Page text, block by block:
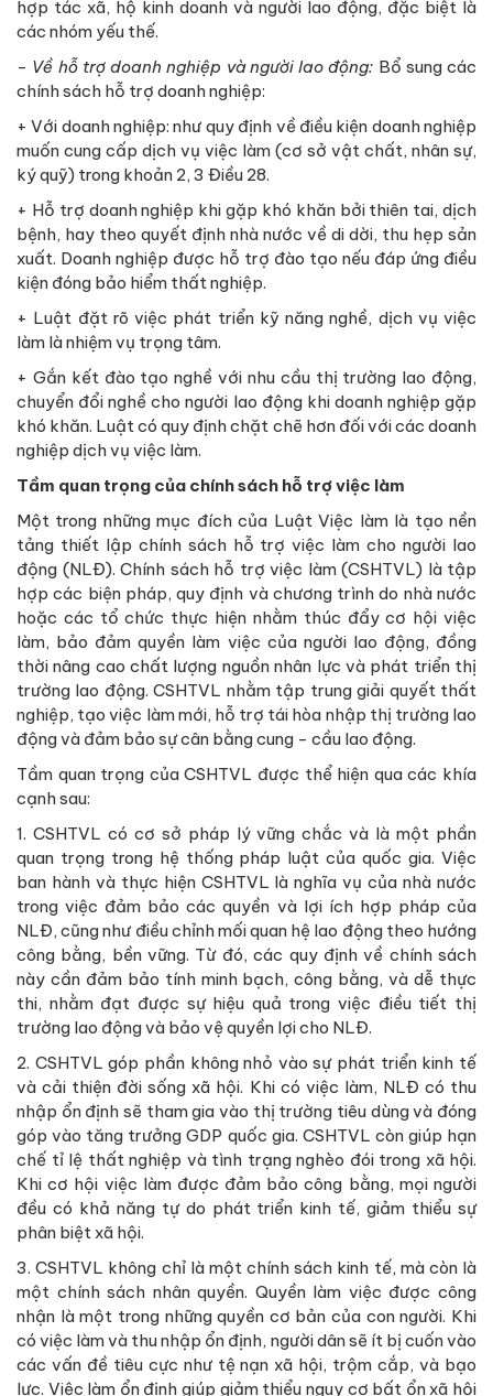
hợp tác xã, hộ kinh doanh và người lao động, đặc biệt là
các nhóm yếu thế.
- Về hỗ trợ doanh nghiệp và người lao động: Bổ sung các
chính sách hỗ trợ doanh nghiệp:
+ Với doanh nghiệp: như quy định về điều kiện doanh nghiệp
muốn cung cấp dịch vụ việc làm (cơ sở vật chất, nhân sự,
ký quỹ) trong khoản 2, 3 Điều 28.
+ Hỗ trợ doanh nghiệp khi gặp khó khăn bởi thiên tai, dịch
bệnh, hay theo quyết định nhà nước về di dời, thu hẹp sản
xuất. Doanh nghiệp được hỗ trợ đào tạo nếu đáp ứng điều
kiện đóng bảo hiểm thất nghiệp.
+ Luật đặt rõ việc phát triển kỹ năng nghề, dịch vụ việc
làm là nhiệm vụ trọng tâm.
+ Gắn kết đào tạo nghề với nhu cầu thị trường lao động,
chuyển đổi nghề cho người lao động khi doanh nghiệp gặp
khó khăn. Luật có quy định chặt chẽ hơn đối với các doanh
nghiệp dịch vụ việc làm.
Tầm quan trọng của chính sách hỗ trợ việc làm
Một trong những mục đích của Luật Việc làm là tạo nền
tảng thiết lập chính sách hỗ trợ việc làm cho người lao
động (NLĐ). Chính sách hỗ trợ việc làm (CSHTVL) là tập
hợp các biện pháp, quy định và chương trình do nhà nước
hoặc các tổ chức thực hiện nhằm thúc đẩy cơ hội việc
làm, bảo đảm quyền làm việc của người lao động, đồng
thời nâng cao chất lượng nguồn nhân lực và phát triển thị
trường lao động. CSHTVL nhằm tập trung giải quyết thất
nghiệp, tạo việc làm mới, hỗ trợ tái hòa nhập thị trường lao
động và đảm bảo sự cân bằng cung - cầu lao động.
Tầm quan trọng của CSHTVL được thể hiện qua các khía
cạnh sau:
1. CSHTVL có cơ sở pháp lý vững chắc và là một phần
quan trọng trong hệ thống pháp luật của quốc gia. Việc
ban hành và thực hiện CSHTVL là nghĩa vụ của nhà nước
trong việc đảm bảo các quyền và lợi ích hợp pháp của
NLĐ, cũng như điều chỉnh mối quan hệ lao động theo hướng
công bằng, bền vững. Từ đó, các quy định về chính sách
này cần đảm bảo tính minh bạch, công bằng, và dễ thực
thi, nhằm đạt được sự hiệu quả trong việc điều tiết thị
trường lao động và bảo vệ quyền lợi cho NLĐ.
2. CSHTVL góp phần không nhỏ vào sự phát triển kinh tế
và cải thiện đời sống xã hội. Khi có việc làm, NLĐ có thu
nhập ổn định sẽ tham gia vào thị trường tiêu dùng và đóng
góp vào tăng trưởng GDP quốc gia. CSHTVL còn giúp hạn
chế tỉ lệ thất nghiệp và tình trạng nghèo đói trong xã hội.
Khi cơ hội việc làm được đảm bảo công bằng, mọi người
đều có khả năng tự do phát triển kinh tế, giảm thiểu sự
phân biệt xã hội.
3. CSHTVL không chỉ là một chính sách kinh tế, mà còn là
một chính sách nhân quyền. Quyền làm việc được công
nhận là một trong những quyền cơ bản của con người. Khi
có việc làm và thu nhập ổn định, người dân sẽ ít bị cuốn vào
các vấn đề tiêu cực như tệ nạn xã hội, trộm cắp, và bạo
lực. Việc làm ổn định giúp giảm thiểu nguy cơ bất ổn xã hội